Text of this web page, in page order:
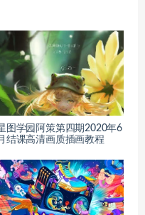
图学园阿策第四期2020年6
结课高清画质插画教程